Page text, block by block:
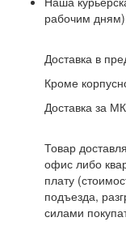
рабочим дням)
Доставка в
Кроме
Доставка за
Товар
офис либо
плату
подъезда,
силами